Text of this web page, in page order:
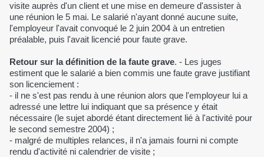
visite auprès d'un client et une mise en demeure d'assister à
une réunion le 5 mai. Le salarié n'ayant donné aucune suite,
l'employeur l'avait convoqué le 2 juin 2004 à un entretien
préalable, puis l'avait licencié pour faute grave.
Retour sur la définition de la faute grave. - Les juges
estiment que le salarié a bien commis une faute grave justifiant
son licenciement :
- il ne s'est pas rendu à une réunion alors que l'employeur lui a
adressé une lettre lui indiquant que sa présence y était
nécessaire (le sujet abordé étant directement lié à l'activité pour
le second semestre 2004) ;
- malgré de multiples relances, il n'a jamais fourni ni compte
rendu d'activité ni calendrier de visite ;